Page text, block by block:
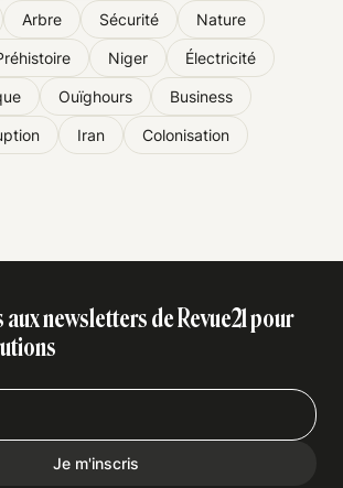
Arbre Sécurité Nature
Niger Électricité
Ouïghours Business
Iran Colonisation
newsletters de Revue21 pour
Je m'inscris